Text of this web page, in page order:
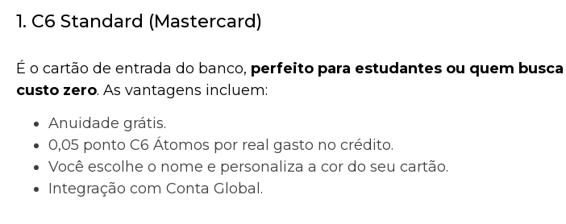
1. C6 Standard (Mastercard)
É o cartão de entrada do banco, perfeito para estudantes ou quem busca
custo zero. As vantagens incluem:
Anuidade grátis.
0,05 ponto C6 Átomos por real gasto no crédito.
Você escolhe o nome e personaliza a cor do seu cartão.
Integração com Conta Global.